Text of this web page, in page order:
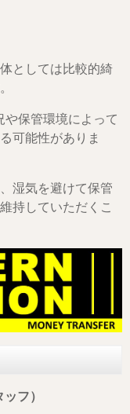
としては比較的綺
や保管環境によって
可能性がありま
湿気を避けて保管
持していただくこ
フ）